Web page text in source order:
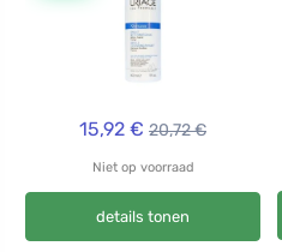
15,92 € 20,72 €
Niet op voorraad
details tonen